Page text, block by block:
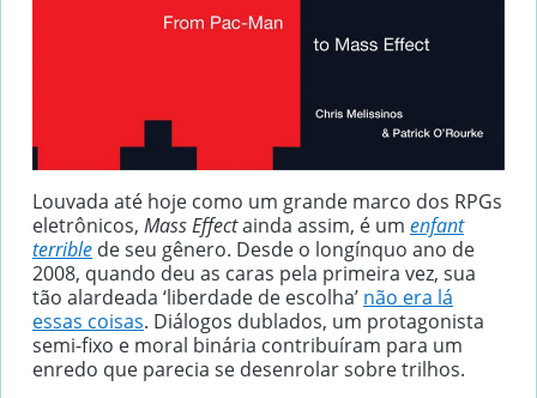
Louvada até hoje como um grande marco dos RPGs
eletrônicos, Mass Effectainda assim, é um enfant
terrible de seu gênero. Desde o longínquo ano de
2008, quando deu as caras pela primeira vez, sua
tão alardeada ‘liberdade de escolha’ não era lá
essas coisas. Diálogos dublados, um protagonista
semi-fixo e moral binária contribuíram para um
enredo que parecia se desenrolar sobre trilhos.